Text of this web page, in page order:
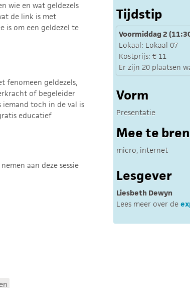
wie en wat geldezels
de link is met
is om een geldezel te
fenomeen geldezels,
of begeleider
iemand toch in de val is
educatief
aan deze sessie
Tijdstip
Voormiddag 2
Lokaal: Lokaal 07
Kostprijs: € 11
Er zijn 20 plaatsen
Vorm
Presentatie
Mee te
micro, internet
Lesgever
Liesbeth Dewyn
Lees meer over de